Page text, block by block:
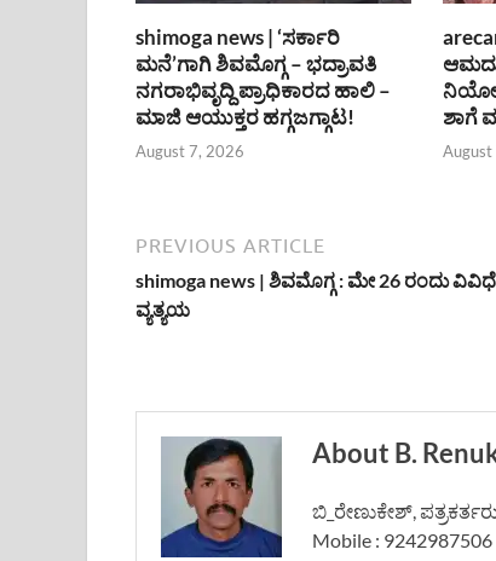
shimoga news | ‘ಸರ್ಕಾರಿ
ಮನೆ’ಗಾಗಿ ಶಿವಮೊಗ್ಗ – ಭದ್ರಾವತಿ
ನಗರಾಭಿವೃದ್ದಿ ಪ್ರಾಧಿಕಾರದ ಹಾಲಿ –
ಮಾಜಿ ಆಯುಕ್ತರ ಹಗ್ಗಜಗ್ಗಾಟ!
August 7, 2026
ಶಾಗೆ
PREVIOUS ARTICLE
shimoga news | ಶಿವಮೊಗ್ಗ : ಮೇ 26 ರಂದು
ವ್ಯತ್ಯಯ
About B.
ಬಿ_ರೇಣುಕೇಶ್,
Mobile : 9242987506